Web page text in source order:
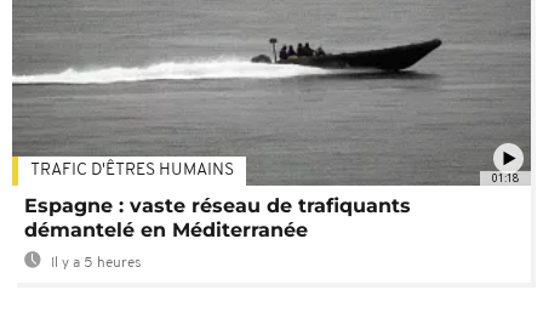
01:18
TRAFIC D'ÊTRES HUMAINS
Espagne : vaste réseau de trafiquants
démantelé en Méditerranée
Il y a 5 heures